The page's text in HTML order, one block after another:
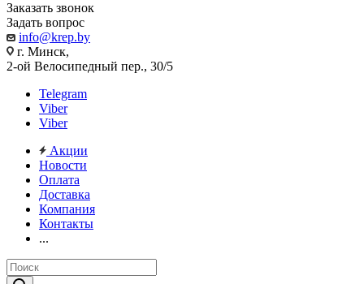
Заказать звонок
Задать вопрос
info@krep.by
г. Минск,
2-ой Велосипедный пер., 30/5
Telegram
Viber
Viber
Акции
Новости
Оплата
Доставка
Компания
Контакты
...